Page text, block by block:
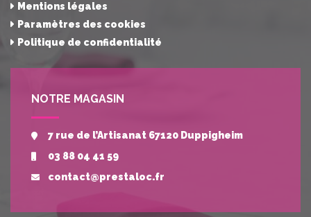
Mentions légales
Paramètres des cookies
Politique de confidentialité
NOTRE MAGASIN
7 rue de l’Artisanat 67120 Duppigheim
03 88 04 41 59
contact@prestaloc.fr